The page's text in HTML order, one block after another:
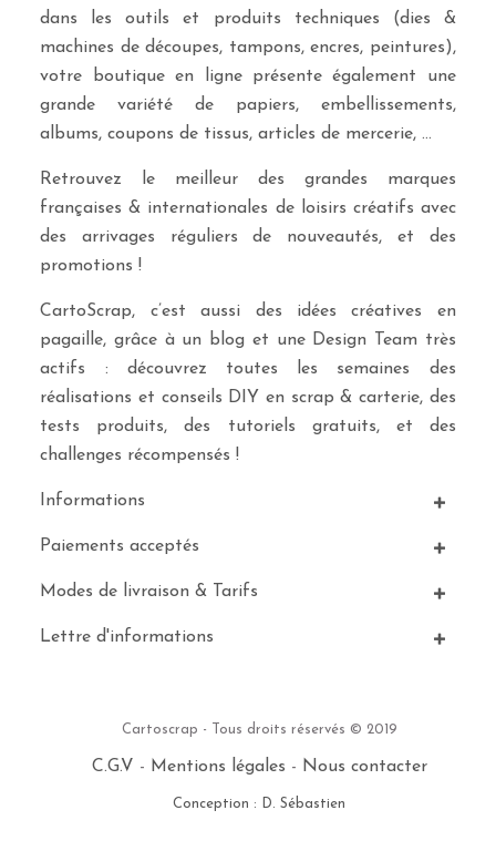
dans les outils et produits techniques (dies &
machines de découpes, tampons, encres, peintures),
votre boutique en ligne présente également une
grande variété de papiers, embellissements,
albums, coupons de tissus, articles de mercerie, …
Retrouvez le meilleur des grandes marques
françaises & internationales de loisirs créatifs avec
des arrivages réguliers de nouveautés, et des
promotions !
CartoScrap, c’est aussi des idées créatives en
pagaille, grâce à un blog et une Design Team très
actifs : découvrez toutes les semaines des
réalisations et conseils DIY en scrap & carterie, des
tests produits, des tutoriels gratuits, et des
challenges récompensés !
Informations
Paiements acceptés
Modes de livraison & Tarifs
Lettre d'informations
Cartoscrap - Tous droits réservés © 2019
C.G.V - Mentions légales - Nous contacter
Conception : D. Sébastien